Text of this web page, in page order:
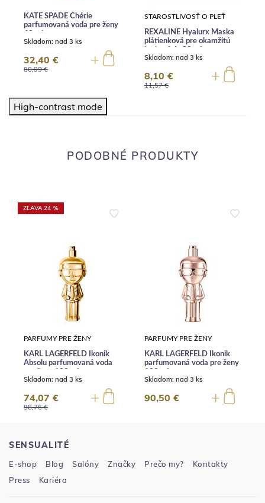
KATE SPADE Chérie
parfumovaná voda pre ženy
Skladom: nad 3 ks
80,99 €
32,40 €
STAROSTLIVOSŤ O PLEŤ
REXALINE Hyalurx Maska
plátienková pre okamžitú
Skladom: nad 3 ks
11,57 €
8,10 €
High-contrast mode
PODOBNÉ PRODUKTY
ZĽAVA 24 %
PARFUMY PRE ŽENY
KARL LAGERFELD Ikonik
Absolu parfumovaná voda
Skladom: nad 3 ks
98,76 €
74,07 €
PARFUMY PRE ŽENY
KARL LAGERFELD Ikonik
parfumovaná voda pre ženy
Skladom: nad 3 ks
90,50 €
SENSUALITÉ
E-shop Blog Salóny Značky Prečo my?
Kontakty
Press
Kariéra